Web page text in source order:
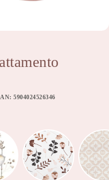
5904024526346